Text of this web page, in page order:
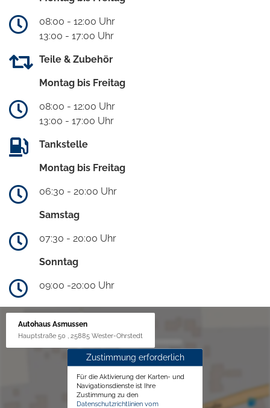
08:00 - 12:00 Uhr
13:00 - 17:00 Uhr
Teile & Zubehör
Montag bis Freitag
08:00 - 12:00 Uhr
13:00 - 17:00 Uhr
Tankstelle
Montag bis Freitag
06:30 - 20:00 Uhr
Samstag
07:30 - 20:00 Uhr
Sonntag
09:00 -20:00 Uhr
Autohaus Asmussen
Hauptstraße 50 , 25885 Wester-Ohrstedt
Zustimmung erforderlich
Für die Aktivierung der Karten- und
Navigationsdienste ist Ihre
Zustimmung zu den
Datenschutzrichtlinien vom